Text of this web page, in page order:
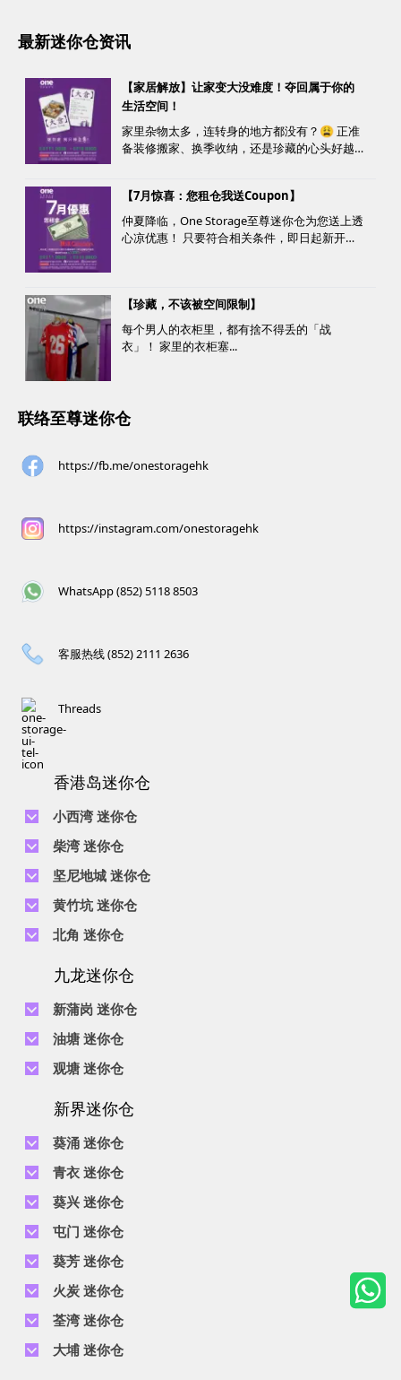
最新迷你仓资讯
【家居解放】让家变大没难度！夺回属于你的
生活空间！
家里杂物太多，连转身的地方都没有？😩 正准
备装修搬家、换季收纳，还是珍藏的心头好越
【7月惊喜：您租仓我送Coupon】
仲夏降临，One Storage至尊迷你仓为您送上透
心凉优惠！ 只要符合相关条件，即日起新开仓
物乐。 优惠详情...
【珍藏，不该被空间限制】
每个男人的衣柜里，都有捨不得丢的「战
衣」！ 家里的衣柜塞...
联络至尊迷你仓
https://fb.me/onestoragehk
https://instagram.com/onestoragehk
WhatsApp (852) 5118 8503
客服热线 (852) 2111 2636
Threads
香港岛迷你仓
小西湾 迷你仓
电话 :2111 1062
地址 : 柴湾新业街5号王子工业大厦4楼
地址 : 柴湾新业街11号森龙工业大厦7楼B室
柴湾 迷你仓
电话 :2194 0038
地址 : 柴湾祥利街7号万峰工业大厦6楼C室
地址 : 柴湾利众街20号柴湾中心工业大厦6楼B室及14楼B1室
坚尼地城 迷你仓
电话 : 2623 0280
地址 : 坚尼地城士美菲路12P号祥兴工业大厦9楼
黄竹坑 迷你仓
电话 :2680 9691
地址 : 黄竹坑道18号瑞琪工业大厦14楼A室
电话 :2116 8113
北角 迷你仓
地址 : 香港屈臣道4-6号海景大厦B座10楼4&6室
九龙迷你仓
新蒲岗 迷你仓
电话 :2111 0509
地址 : 新蒲岗景福街106号太子工业大厦15楼B室
地址 : 新蒲岗五芳街8号利嘉工业大厦9楼CD室
电话 :2116 5165
地址 : 新蒲岗景福街114号捷景工业大厦3楼A室
油塘 迷你仓
电话 :2623 0300
地址 : 油塘四山街4号华辉工业大厦一楼C室
观塘 迷你仓
地址 : 观塘伟业街146号美嘉工业大厦5楼A室
新界迷你仓
葵涌 迷你仓
电话 :2111 2683
地址 : 葵涌昌荣路9-11号同珍工业大厦B座19楼
地址 : 葵涌打砖坪街16号有利工业货仓大厦2楼D室
青衣 迷你仓
电话 :2111 1063
地址 : 青衣长达路1-33号青衣工业中心2期D座5楼及7楼, C座7楼
葵兴 迷你仓
电话 :2111 1629
地址 : 葵兴葵昌路9-15号贵丰工业6楼A室及8楼B室
屯门 迷你仓
电话 :2374 2022
地址 : 屯门新益里3号通明工业大厦1,4及5楼
地址 : 屯门河田街4号凯昌工业大厦10/F A室
葵芳 迷你仓
电话 :2111 4528
地址 : 新界葵芳葵定路1-11号美适工业大楼3楼A及B室
火炭 迷你仓
电话 :2111 3536
地址 : 火炭黄竹洋街5-7号富昌中心6楼E, H-J 室
荃湾 迷你仓
电话 :2111 2663
地址 : 荃湾德士古道216-218号京华工业货仓大厦2期14楼
大埔 迷你仓